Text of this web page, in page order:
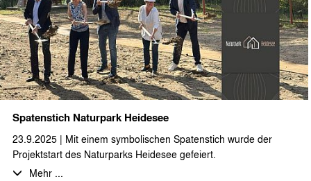
Spatenstich Naturpark Heidesee
23.9.2025 | Mit einem symbolischen Spatenstich wurde der
Projektstart des Naturparks Heidesee gefeiert.
Mehr ...